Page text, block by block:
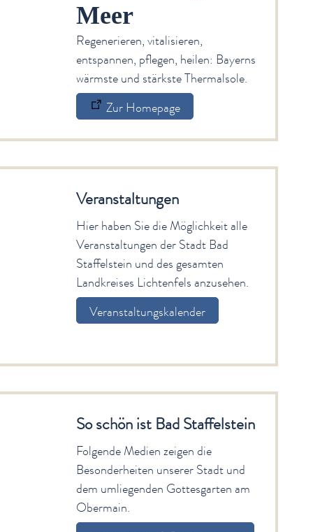
Meer
Regenerieren, vitalisieren,
entspannen, pflegen, heilen: Bayerns
wärmste und stärkste Thermalsole.
Zur Homepage
Veranstaltungen
Hier haben Sie die Möglichkeit alle
Veranstaltungen der Stadt Bad
Staffelstein und des gesamten
Landkreises Lichtenfels anzusehen.
Veranstaltungskalender
So schön ist Bad Staffelstein
Folgende Medien zeigen die
Besonderheiten unserer Stadt und
dem umliegenden Gottesgarten am
Obermain.